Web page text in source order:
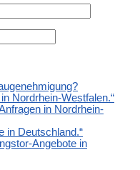
Nordrhein-Westfalen.“
in Nordrhein-
in Deutschland.“
Angebote in